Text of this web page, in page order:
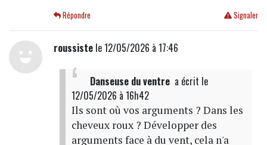
Signaler
Répondre
roussistele 12/05/2026 à 17:46
Danseuse du ventre a écrit le
12/05/2026 à 16h42
Ils sont où vos arguments ? Dans les
cheveux roux ? Développer des
arguments face à du vent, cela n'a